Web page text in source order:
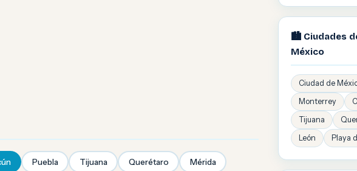
Puebla Tijuana Querétaro Mérida
🏙️ Ciudades
México
Ciudad de
Monterrey
Tijuana
León
Playa